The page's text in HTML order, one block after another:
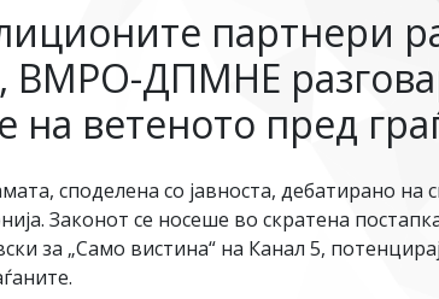
партнери
ДПМНЕ
ветеното пред
споделена со јавноста, дебатирано
Законот се носеше во скратена
за „Само вистина“ на Канал 5,